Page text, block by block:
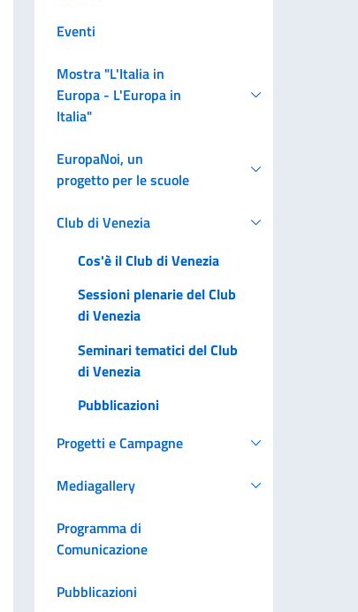
Eventi
Mostra "L'Italia in
Europa - L'Europa in
Italia"
EuropaNoi, un
progetto per le scuole
Club di Venezia
Cos'è il Club di Venezia
Sessioni plenarie del Club
di Venezia
Seminari tematici del Club
di Venezia
Pubblicazioni
Progetti e Campagne
Mediagallery
Programma di
Comunicazione
Pubblicazioni